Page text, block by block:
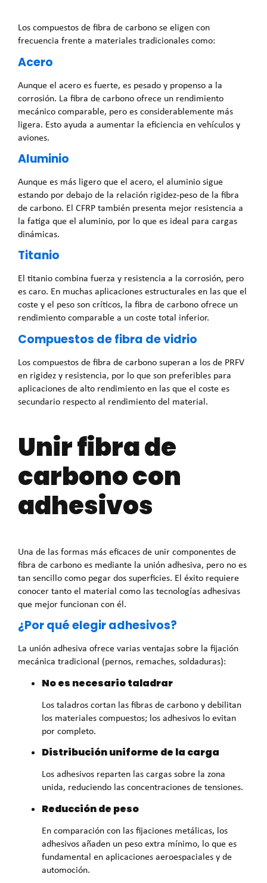
Los compuestos de fibra de carbono se eligen con
frecuencia frente a materiales tradicionales como:
Acero
Aunque el acero es fuerte, es pesado y propenso a la
corrosión. La fibra de carbono ofrece un rendimiento
mecánico comparable, pero es considerablemente más
ligera. Esto ayuda a aumentar la eficiencia en vehículos y
aviones.
Aluminio
Aunque es más ligero que el acero, el aluminio sigue
estando por debajo de la relación rigidez-peso de la fibra
de carbono. El CFRP también presenta mejor resistencia a
la fatiga que el aluminio, por lo que es ideal para cargas
dinámicas.
Titanio
El titanio combina fuerza y resistencia a la corrosión, pero
es caro. En muchas aplicaciones estructurales en las que el
coste y el peso son críticos, la fibra de carbono ofrece un
rendimiento comparable a un coste total inferior.
Compuestos de fibra de vidrio
Los compuestos de fibra de carbono superan a los de PRFV
en rigidez y resistencia, por lo que son preferibles para
aplicaciones de alto rendimiento en las que el coste es
secundario respecto al rendimiento del material.
Unir fibra de
carbono con
adhesivos
Una de las formas más eficaces de unir componentes de
fibra de carbono es mediante la unión adhesiva, pero no es
tan sencillo como pegar dos superficies. El éxito requiere
conocer tanto el material como las tecnologías adhesivas
que mejor funcionan con él.
¿Por qué elegir adhesivos?
La unión adhesiva ofrece varias ventajas sobre la fijación
mecánica tradicional (pernos, remaches, soldaduras):
No es necesario taladrar
Los taladros cortan las fibras de carbono y debilitan
los materiales compuestos; los adhesivos lo evitan
por completo.
Distribución uniforme de la carga
Los adhesivos reparten las cargas sobre la zona
unida, reduciendo las concentraciones de tensiones.
Reducción de peso
En comparación con las fijaciones metálicas, los
adhesivos añaden un peso extra mínimo, lo que es
fundamental en aplicaciones aeroespaciales y de
automoción.